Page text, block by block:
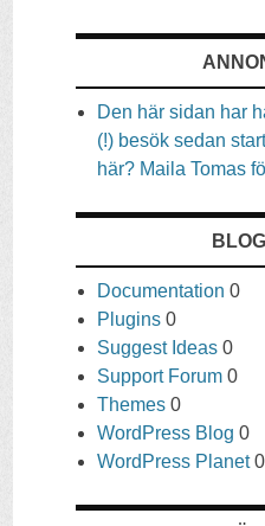
Den här sidan har
(!) besök sedan
här? Maila Tomas
Documentation 0
Plugins 0
Suggest Ideas 0
Support Forum 0
Themes 0
WordPress Blog 0
WordPress Planet0